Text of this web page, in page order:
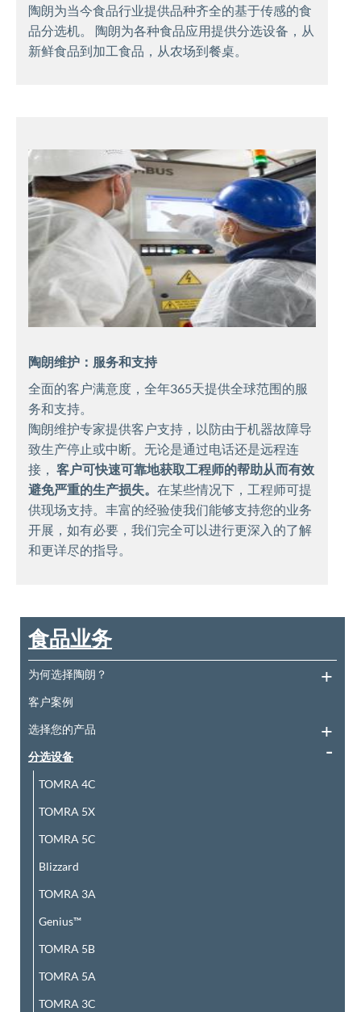
陶朗为当今食品行业提供品种齐全的基于传感的食
品分选机。 陶朗为各种食品应用提供分选设备，从
新鲜食品到加工食品，从农场到餐桌。
陶朗维护：服务和支持
全面的客户满意度，全年365天提供全球范围的服
务和支持。
陶朗维护专家提供客户支持，以防由于机器故障导
致生产停止或中断。无论是通过电话还是远程连
接， 客户可快速可靠地获取工程师的帮助从而有效
避免严重的生产损失。 在某些情况下，工程师可提
供现场支持。丰富的经验使我们能够支持您的业务
开展，如有必要，我们完全可以进行更深入的了解
和更详尽的指导。
食品业务
为何选择陶朗？
客户案例
选择您的产品
分选设备
TOMRA 4C
TOMRA 5X
TOMRA 5C
Blizzard
TOMRA 3A
Genius™
TOMRA 5B
TOMRA 5A
TOMRA 3C